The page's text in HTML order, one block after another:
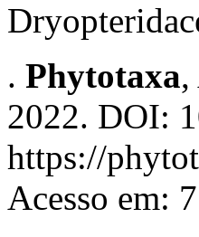
. Phytotaxa,
2022. DOI:
https://
Acesso em: